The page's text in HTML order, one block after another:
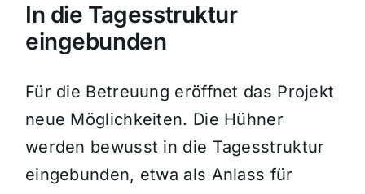
In die Tagesstruktur
eingebunden
Für die Betreuung eröffnet das Projekt
neue Möglichkeiten. Die Hühner
werden bewusst in die Tagesstruktur
eingebunden, etwa als Anlass für